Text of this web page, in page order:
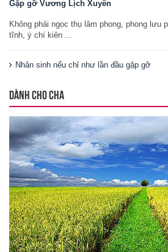
Gặp gỡ Vương Lịch Xuyên
Không phải ngọc thụ lâm phong, phong lưu
tĩnh, ý chí kiên ...
Nhân sinh nếu chỉ như lần đầu gặp gỡ
DÀNH CHO CHA